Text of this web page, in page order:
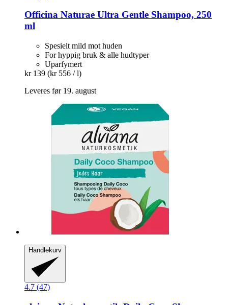
Officina Naturae Ultra Gentle Shampoo, 250
ml
Spesielt mild mot huden
For hyppig bruk & alle hudtyper
Uparfymert
kr 139 (kr 556 / l)
Leveres før 19. august
Handlekurv
4.7 (47)